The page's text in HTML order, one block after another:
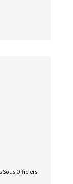
Sous Officiers